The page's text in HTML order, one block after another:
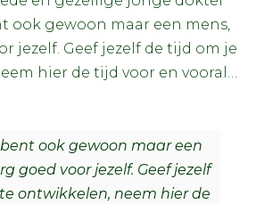
ook gewoon maar een mens,
jezelf. Geef jezelf de tijd om je
hier de tijd voor en vooral…
ook gewoon maar een
goed voor jezelf. Geef jezelf
ontwikkelen, neem hier de